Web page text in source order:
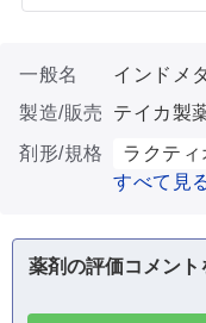
一般名
インドメ
製造/販売
テイカ製
剤形/規格
ラクテ
すべて見
薬剤の評価コメン